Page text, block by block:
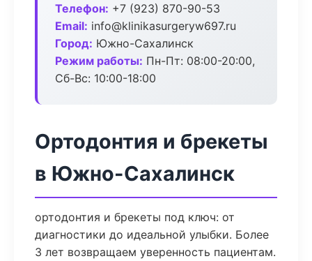
Телефон: +7 (923) 870-90-53
Email: info@klinikasurgeryw697.ru
Город: Южно-Сахалинск
Режим работы: Пн-Пт: 08:00-20:00,
Сб-Вс: 10:00-18:00
Ортодонтия и брекеты
в Южно-Сахалинск
ортодонтия и брекеты под ключ: от
диагностики до идеальной улыбки. Более
3 лет возвращаем уверенность пациентам.